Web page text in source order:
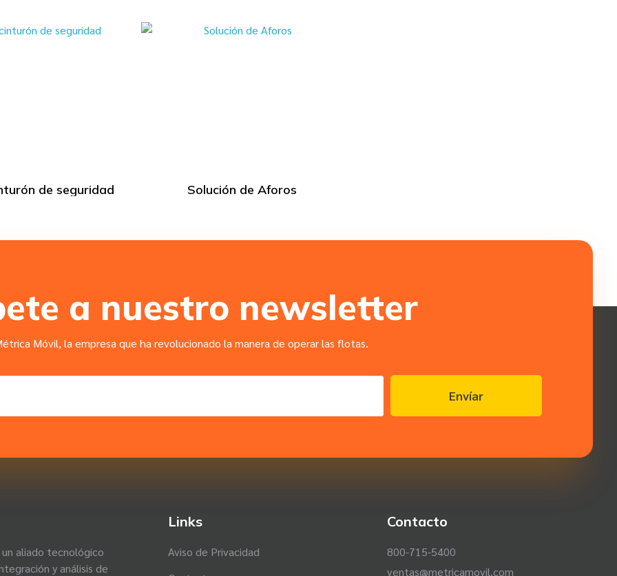
de seguridad Solución de Aforos
a nuestro newsletter
Móvil, la empresa que ha revolucionado la manera de operar las flotas.
Envíar
aliado tecnológico
y análisis de
Links
Aviso de Privacidad
Contacto
800-715-5400
ventas@metricamovil.com